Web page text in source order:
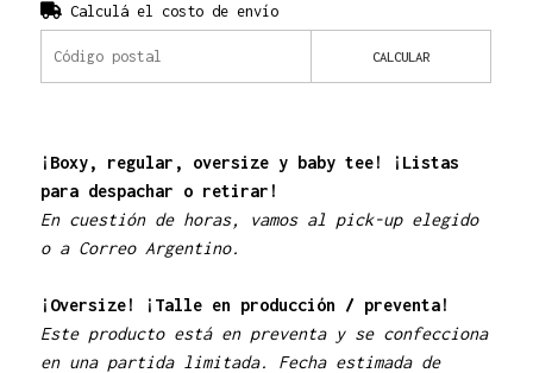
Calculá el costo de envío
CALCULAR
¡Boxy, regular, oversize y baby tee! ¡Listas
para despachar o retirar!
En cuestión de horas, vamos al pick-up elegido
o a Correo Argentino.
¡Oversize! ¡Talle en producción / preventa!
Este producto está en preventa y se confecciona
en una partida limitada. Fecha estimada de